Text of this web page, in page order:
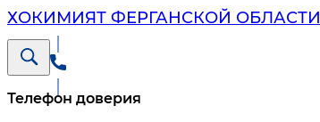
ХОКИМИЯТ ФЕРГАНСКОЙ ОБЛАСТИ
Телефон доверия